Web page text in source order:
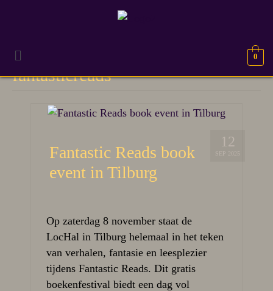
0
fantasticreads
12
SEP 2025
Fantastic Reads book
event in Tilburg
Op zaterdag 8 november staat de
LocHal in Tilburg helemaal in het teken
van verhalen, fantasie en leesplezier
tijdens Fantastic Reads. Dit gratis
boekenfestival biedt een dag vol